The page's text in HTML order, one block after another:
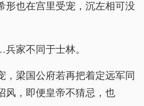
也在宫里受宠，沉左相可没
家不同于士林。
，梁国公府若再把着定远军同
风，即便皇帝不猜忌，也